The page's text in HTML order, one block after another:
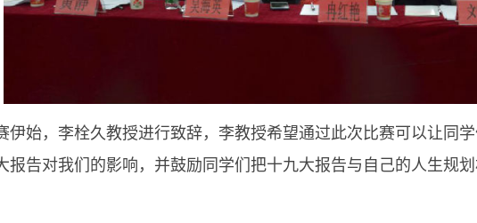
伊始，李栓久教授进行致辞，李教授希望通过此次比赛可以让同
报告对我们的影响，并鼓励同学们把十九大报告与自己的人生规